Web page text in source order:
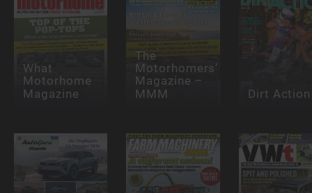
What
Motorhome
Magazine
The
Motorhomers’
Magazine –
MMM Dirt Action